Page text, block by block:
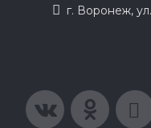
г. Воронеж,